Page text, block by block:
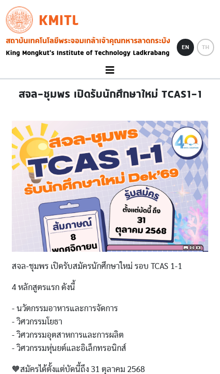
Skip to main content
KMITL
Image
EN TH
สจล-ชุมพร เปิดรับนักศึกษาใหม่ TCAS1-1
สจล-ชุมพร เปิดรับสมัครนักศึกษาใหม่ รอบ TCAS 1-1
4 หลักสูตรแรก ดังนี้
- นวัตกรรมอาหารและการจัดการ
- วิศวกรรมโยธา
- วิศวกรรมอุตสาหการและการผลิต
- วิศวกรรมหุ่นยต์และอิเล็กทรอนิกส์
🧡สมัครได้ตั้งแต่บัดนี้ถึง 31 ตุลาคม 2568